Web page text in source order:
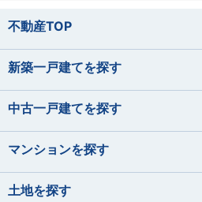
不動産TOP
新築一戸建てを探す
中古一戸建てを探す
マンションを探す
土地を探す